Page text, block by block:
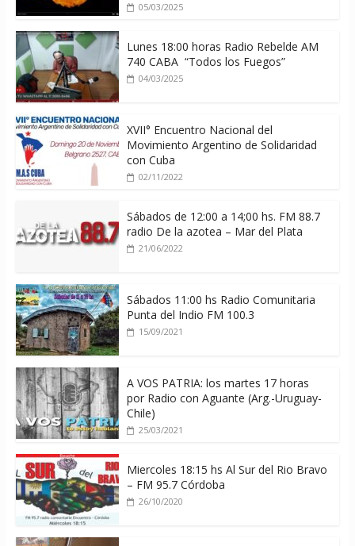
05/03/2025
Lunes 18:00 horas Radio Rebelde AM
740 CABA “Todos los Fuegos”
04/03/2025
XVII° Encuentro Nacional del
Movimiento Argentino de Solidaridad
con Cuba
02/11/2022
Sábados de 12:00 a 14;00 hs. FM 88.7
radio De la azotea – Mar del Plata
21/06/2022
Sábados 11:00 hs Radio Comunitaria
Punta del Indio FM 100.3
15/09/2021
A VOS PATRIA: los martes 17 horas
por Radio con Aguante (Arg.-Uruguay-
Chile)
25/03/2021
Miercoles 18:15 hs Al Sur del Rio Bravo
– FM 95.7 Córdoba
26/10/2020